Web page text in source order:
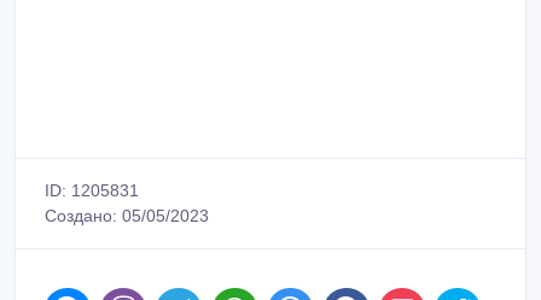
ID: 1205831
Создано: 05/05/2023